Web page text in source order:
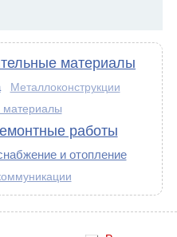
материалы
Металлоконструкции
работы
и отопление